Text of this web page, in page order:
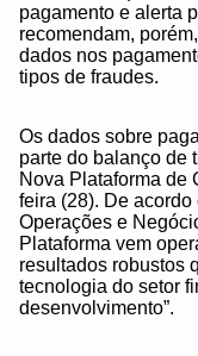
pagamento e alerta
recomendam,
dados nos
tipos de fraudes.
Os dados sobre
parte do balanço de
Nova Plataforma de
feira (28). De
Operações e
Plataforma vem
resultados robustos
tecnologia do setor
desenvolvimento”.